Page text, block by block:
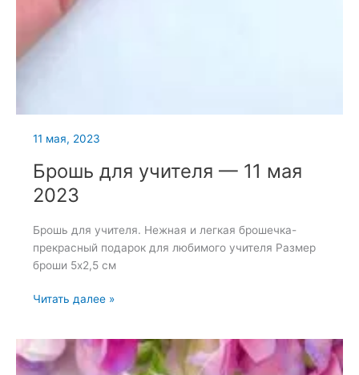
11 мая, 2023
Брошь для учителя — 11 мая
2023
Брошь для учителя. Нежная и легкая брошечка-
прекрасный подарок для любимого учителя Размер
броши 5х2,5 см
Брошь
—
11
Читать далее »